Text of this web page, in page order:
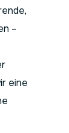
–
eine